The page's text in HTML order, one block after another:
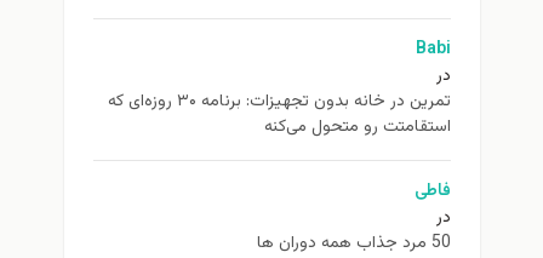
Babi
در
تمرین در خانه بدون تجهیزات: برنامه ۳۰ روزه‌ای که
استقامتت رو متحول می‌کنه
فاطی
در
50 مرد جذاب همه دوران ها